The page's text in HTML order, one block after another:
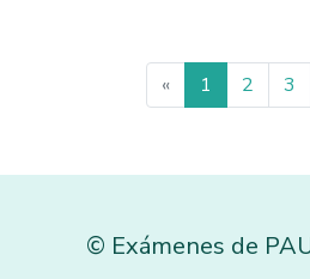
« 1 2 3
© Exámenes de